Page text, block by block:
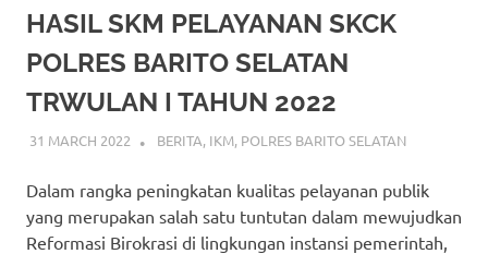
HASIL SKM PELAYANAN SKCK
POLRES BARITO SELATAN
TRWULAN I TAHUN 2022
31 MARCH 2022 ADMIN_POLRESBARSEL
BERITA, IKM, POLRES BARITO SELATAN
Dalam rangka peningkatan kualitas pelayanan publik
yang merupakan salah satu tuntutan dalam mewujudkan
Reformasi Birokrasi di lingkungan instansi pemerintah,